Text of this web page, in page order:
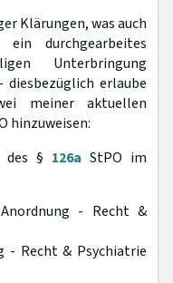
Klärungen, was auch
durchgearbeites
Unterbringung
erlaube
meiner aktuellen
hinzuweisen:
des § 126a StPO im
- Recht &
- Recht & Psychiatrie